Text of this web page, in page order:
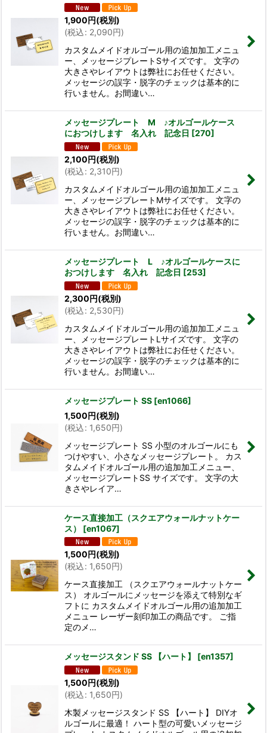
1,900円(税別)
(税込: 2,090円)
カスタムメイドオルゴール用の追加加工メニュ
ー、メッセージプレートSサイズです。 文字の
大きさやレイアウトは弊社にお任せください。
メッセージの誤字・脱字のチェックは基本的に
行いません。お間違い…
メッセージプレート M ♪オルゴールケース
におつけします 名入れ 記念日 [270]
2,100円(税別)
(税込: 2,310円)
カスタムメイドオルゴール用の追加加工メニュ
ー、メッセージプレートMサイズです。 文字の
大きさやレイアウトは弊社にお任せください。
メッセージの誤字・脱字のチェックは基本的に
行いません。お間違い…
メッセージプレート L ♪オルゴールケースに
おつけします 名入れ 記念日 [253]
2,300円(税別)
(税込: 2,530円)
カスタムメイドオルゴール用の追加加工メニュ
ー、メッセージプレートLサイズです。 文字の
大きさやレイアウトは弊社にお任せください。
メッセージの誤字・脱字のチェックは基本的に
行いません。お間違い…
メッセージプレート SS [en1066]
1,500円(税別)
(税込: 1,650円)
メッセージプレート SS 小型のオルゴールにも
つけやすい、小さなメッセージプレート。 カス
タムメイドオルゴール用の追加加工メニュー、
メッセージプレートSS サイズです。 文字の大
きさやレイア…
ケース直接加工（スクエアウォールナットケー
ス）
[en1067]
1,500円(税別)
(税込: 1,650円)
ケース直接加工 （スクエアウォールナットケー
ス） オルゴールにメッセージを添えて特別なギ
フトに カスタムメイドオルゴール用の追加加工
メニュー レーザー刻印加工の商品です。 ご指
定のメ…
メッセージスタンド SS 【ハート】 [en1357]
1,500円(税別)
(税込: 1,650円)
木製メッセージスタンド SS 【ハート】 DIYオ
ルゴールに最適！ ハート型の可愛いメッセージ